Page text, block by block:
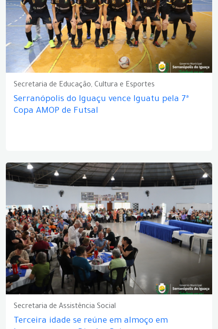
Secretaria de Educação, Cultura e Esportes
Serranópolis do Iguaçu vence Iguatu pela 7ª
Copa AMOP de Futsal
Secretaria de Assistência Social
Terceira idade se reúne em almoço em